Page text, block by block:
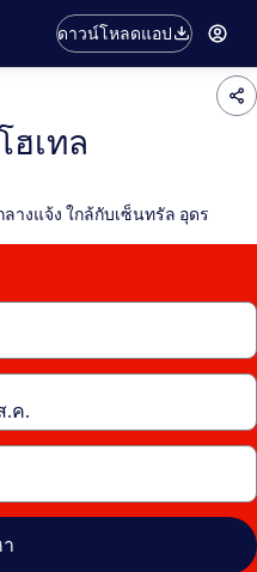
ดาวน์โหลดแอป
เทล
างแจ้ง ใกล้กับเซ็นทรัล อุดร